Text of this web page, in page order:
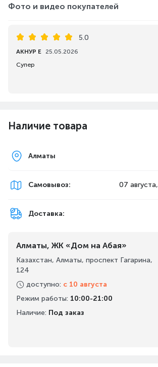
Фото и видео покупателей
5.0
АКНУР Е 25.05.2026
Супер
Наличие товара
Алматы
Самовывоз: 07 августа,
Доставка:
Алматы, ЖК «Дом на Абая»
Казахстан, Алматы, проспект Гагарина,
124
доступно: с 10 августа
Режим работы: 10:00-21:00
Наличие: Под заказ